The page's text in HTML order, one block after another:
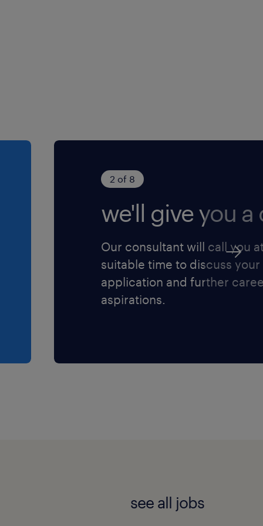
2 of 8
we'll give you a
Our consultant will call you
suitable time to discuss your
application and further
aspirations.
see all jobs